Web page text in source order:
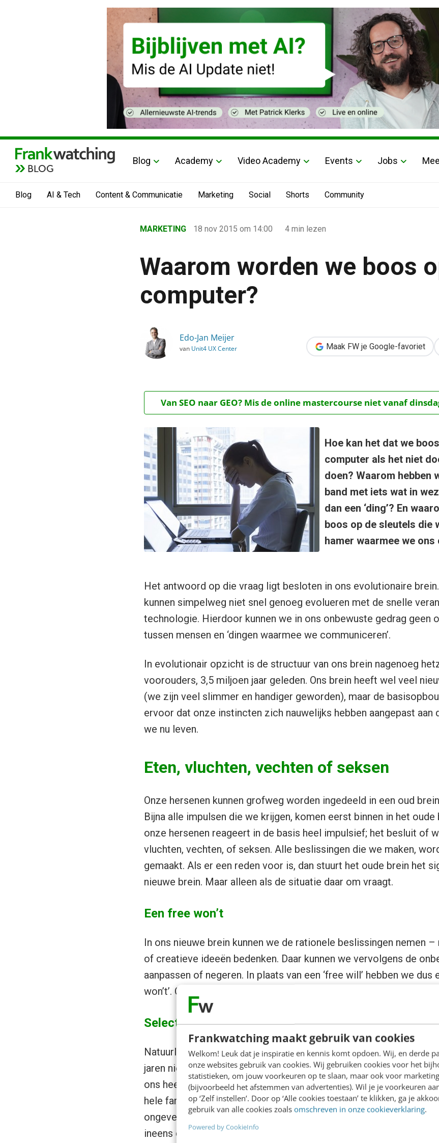
Frankwatching maakt gebruik van cookies
Welkom! Leuk dat je inspiratie en kennis komt opdoen. Wij, en derde
onze websites gebruik van cookies. Wij gebruiken cookies voor het
statistieken, om jouw voorkeuren op te slaan, maar ook voor
(bijvoorbeeld het afstemmen van advertenties). Wil je je voorkeuren
op ‘Zelf instellen’. Door op ‘Alle cookies toestaan’ te klikken, ga je
gebruik van alle cookies zoals omschreven in onze cookieverklaring.
Powered by CookieInfo
BLOG
Blog Academy Video Academy Events Jobs
Blog AI & Tech Content & Communicatie Marketing Social Shorts Community
›
›
›
MARKETING 18 nov 2015 om 14:00 4 min lezen
Waarom worden we boos
computer?
Edo-Jan Meijer
van Unit4 UX Center Maak FW je Google-favoriet
Van SEO naar GEO? Mis de online mastercourse niet vanaf
Hoe kan het dat we
computer als het niet
doen? Waarom hebben
band met iets wat in
dan een ‘ding’? En
boos op de sleutels die
hamer waarmee we
Het antwoord op die vraag ligt besloten in ons evolutionaire
kunnen simpelweg niet snel genoeg evolueren met de snelle
technologie. Hierdoor kunnen we in ons onbewuste gedrag geen
tussen mensen en ‘dingen waarmee we communiceren’.
In evolutionair opzicht is de structuur van ons brein nagenoeg
voorouders, 3,5 miljoen jaar geleden. Ons brein heeft wel veel
(we zijn veel slimmer en handiger geworden), maar de
ervoor dat onze instincten zich nauwelijks hebben aangepast aan
we nu leven.
Eten, vluchten, vechten of seksen
Onze hersenen kunnen grofweg worden ingedeeld in een oud
Bijna alle impulsen die we krijgen, komen eerst binnen in het oude
onze hersenen reageert in de basis heel impulsief; het besluit of
vluchten, vechten, of seksen. Alle beslissingen die we maken,
gemaakt. Als er een reden voor is, dan stuurt het oude brein het
nieuwe brein. Maar alleen als de situatie daar om vraagt.
Een free won’t
In ons nieuwe brein kunnen we de rationele beslissingen nemen –
of creatieve ideeën bedenken. Daar kunnen we vervolgens de
aanpassen of negeren. In plaats van een ‘free will’ hebben we dus
won’t’. Of we het nou willen of niet.
Selectie
Natuurlijke selectie heeft de belangrijkste veranderingen van de
jaren niet kunnen bijhouden. Voor mensen is het aangaan van
ons heen steeds crucialer geworden om te overleven. Eerst in
hele families, met de medemens in kleine dorpen en later zelfs
ongeveer 3,5 miljoen jaar over gedaan. De afgelopen, pak hem
ineens de opkomst van de media: televisie, radio en later